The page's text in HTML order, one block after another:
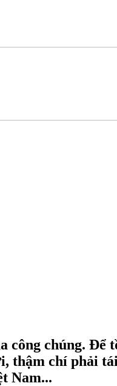
công chúng. Để
thậm chí phải
Nam...